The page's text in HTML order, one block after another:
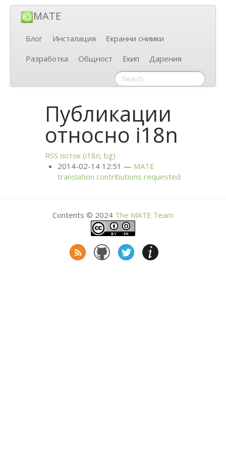
MATE
Блог Инсталация
Екранни снимки
Разработка
Общност Екип Дарения
Публикации
относно i18n
RSS поток (i18n, bg)
2014-02-14 12:51
MATE
translation contributions requested
Contents © 2024 The MATE Team